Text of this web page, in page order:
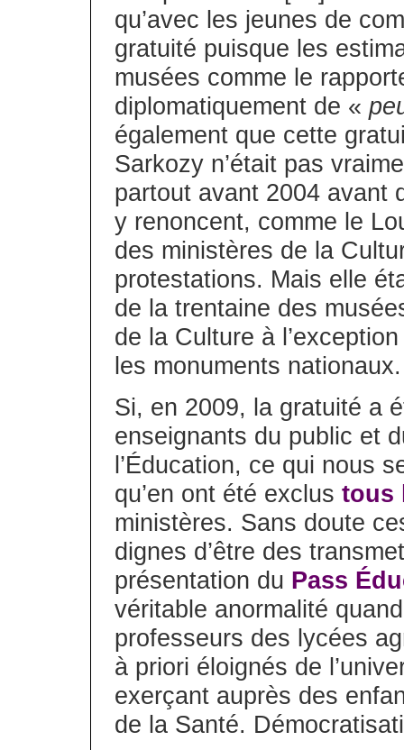
qu’avec les jeunes de
gratuité puisque les
musées comme le
diplomatiquement de «
également que cette
Sarkozy n’était pas
partout avant 2004 avant
y renoncent, comme le
des ministères de la
protestations. Mais elle
de la trentaine des
de la Culture à
les monuments nationaux.
Si, en 2009, la gratuité a
enseignants du public et
l’Éducation, ce qui nous
qu’en ont été exclus tous
ministères. Sans doute
dignes d’être des
présentation du Pass
véritable anormalité
professeurs des lycées
à priori éloignés de
exerçant auprès des
de la Santé.